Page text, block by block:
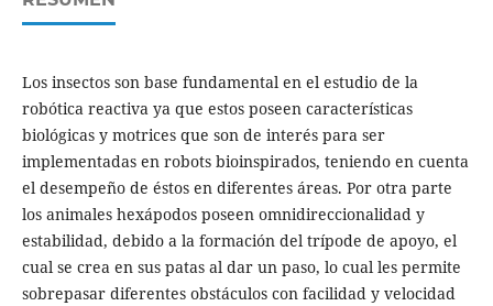
Los insectos son base fundamental en el estudio de la
robótica reactiva ya que estos poseen características
biológicas y motrices que son de interés para ser
implementadas en robots bioinspirados, teniendo en cuenta
el desempeño de éstos en diferentes áreas. Por otra parte
los animales hexápodos poseen omnidireccionalidad y
estabilidad, debido a la formación del trípode de apoyo, el
cual se crea en sus patas al dar un paso, lo cual les permite
sobrepasar diferentes obstáculos con facilidad y velocidad